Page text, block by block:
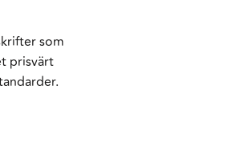
som
prisvärt